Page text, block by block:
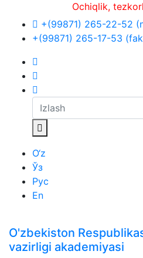
Ochiqlik, tezkorlik va
+(99871) 265-22-52
+(99871) 265-17-53
O‘z
Ўз
Рус
En
O'zbekiston
vazirligi akademiyasi